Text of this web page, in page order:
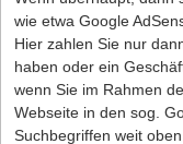
wie etwa Google
Hier zahlen Sie nur
haben oder ein
wenn Sie im Rahmen
Webseite in den sog.
Suchbegriffen weit oben